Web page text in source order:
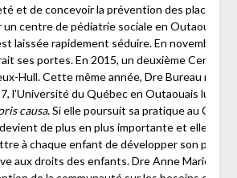
et de concevoir la prévention des
un centre de pédiatrie sociale en Outaouais
laissée rapidement séduire. En novembre
ses portes. En 2015, un deuxième Centre
Hull. Cette même année, Dre Bureau reçoit
l’Université du Québec en Outaouais lui
causa. Si elle poursuit sa pratique au CLSC
de plus en plus importante et elle
à chaque enfant de développer son plein
aux droits des enfants. Dre Anne Marie